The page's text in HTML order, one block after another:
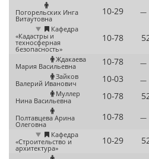
Погорельских Инга
Витаутовна
—
Кафедра
«Кадастры и
техносферная
безопасность»
Ждакаева
Мария Васильевна
—
Зайков
Валерий Иванович
—
Муллер
Нина Васильевна
Полтавцева Арина
Олеговна
—
Кафедра
«Строительство и
архитектура»